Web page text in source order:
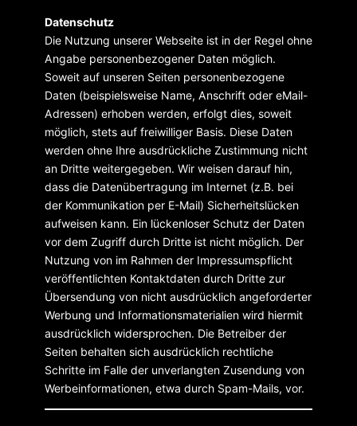
Datenschutz
Die Nutzung unserer Webseite ist in der Regel ohne
Angabe personenbezogener Daten möglich.
Soweit auf unseren Seiten personenbezogene
Daten (beispielsweise Name, Anschrift oder eMail-
Adressen) erhoben werden, erfolgt dies, soweit
möglich, stets auf freiwilliger Basis. Diese Daten
werden ohne Ihre ausdrückliche Zustimmung nicht
an Dritte weitergegeben. Wir weisen darauf hin,
dass die Datenübertragung im Internet (z.B. bei
der Kommunikation per E-Mail) Sicherheitslücken
aufweisen kann. Ein lückenloser Schutz der Daten
vor dem Zugriff durch Dritte ist nicht möglich. Der
Nutzung von im Rahmen der Impressumspflicht
veröffentlichten Kontaktdaten durch Dritte zur
Übersendung von nicht ausdrücklich angeforderter
Werbung und Informationsmaterialien wird hiermit
ausdrücklich widersprochen. Die Betreiber der
Seiten behalten sich ausdrücklich rechtliche
Schritte im Falle der unverlangten Zusendung von
Werbeinformationen, etwa durch Spam-Mails, vor.